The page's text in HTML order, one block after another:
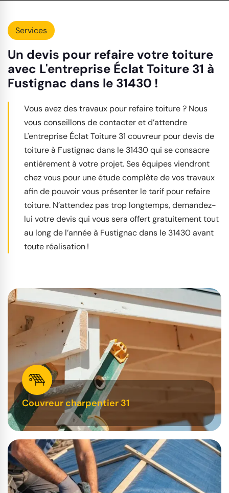
Services
Un devis pour refaire votre toiture
avec L'entreprise Éclat Toiture 31 à
Fustignac dans le 31430 !
Vous avez des travaux pour refaire toiture ? Nous
vous conseillons de contacter et d’attendre
L'entreprise Éclat Toiture 31 couvreur pour devis de
toiture à Fustignac dans le 31430 qui se consacre
entièrement à votre projet. Ses équipes viendront
chez vous pour une étude complète de vos travaux
afin de pouvoir vous présenter le tarif pour refaire
toiture. N’attendez pas trop longtemps, demandez-
lui votre devis qui vous sera offert gratuitement tout
au long de l’année à Fustignac dans le 31430 avant
toute réalisation !
Couvreur charpentier 31